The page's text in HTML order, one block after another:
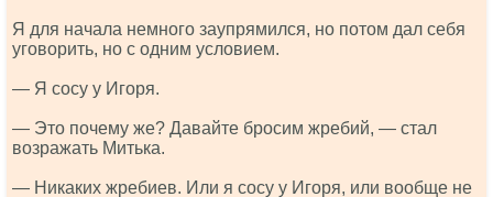
Я для начала немного заупрямился, но потом дал себя
уговорить, но с одним условием.
— Я сосу у Игоря.
— Это почему же? Давайте бросим жребий, — стал
возражать Митька.
— Никаких жребиев. Или я сосу у Игоря, или вообще не